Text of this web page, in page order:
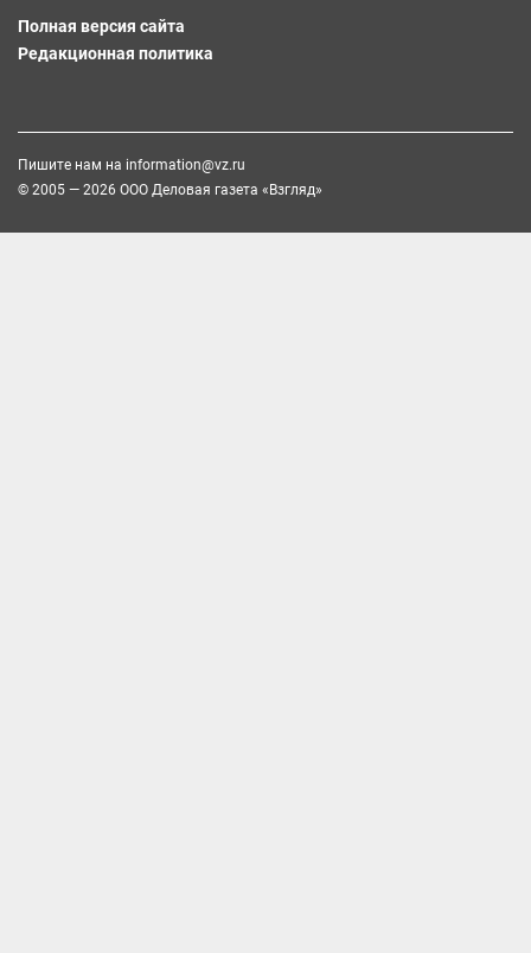
Полная версия сайта
Редакционная политика
Пишите нам на information@vz.ru
© 2005 — 2026 ООО Деловая газета «Взгляд»